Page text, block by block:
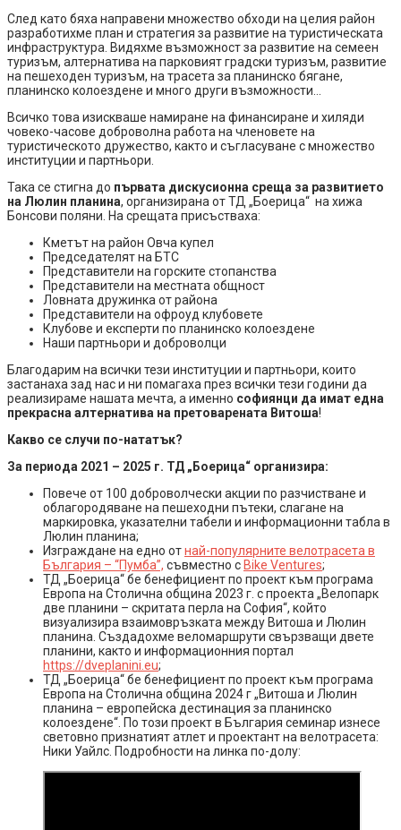
След като бяха направени множество обходи на целия район
разработихме план и стратегия за развитие на туристическата
инфраструктура. Видяхме възможност за развитие на семеен
туризъм, алтернатива на парковият градски туризъм, развитие
на пешеходен туризъм, на трасета за планинско бягане,
планинско колоездене и много други възможности…
Всичко това изискваше намиране на финансиране и хиляди
човеко-часове доброволна работа на членовете на
туристическото дружество, както и съгласуване с множество
институции и партньори.
Така се стигна до първата дискусионна среща за развитието
на Люлин планина, организирана от ТД „Боерица“ на хижа
Бонсови поляни. На срещата присъстваха:
Кметът на район Овча купел
Председателят на БТС
Представители на горските стопанства
Представители на местната общност
Ловната дружинка от района
Представители на офроуд клубовете
Клубове и експерти по планинско колоездене
Наши партньори и доброволци
Благодарим на всички тези институции и партньори, които
застанаха зад нас и ни помагаха през всички тези години да
реализираме нашата мечта, а именно софиянци да имат една
прекрасна алтернатива на претоварената Витоша!
Какво се случи по-нататък?
За периода 2021 – 2025 г. ТД „Боерица“ организира:
Повече от 100 доброволчески акции по разчистване и
облагородяване на пешеходни пътеки, слагане на
маркировка, указателни табели и информационни табла в
Люлин планина;
Изграждане на едно отнай-популярните велотрасета в
България – “Пумба”, съвместно с Bike Ventures;
ТД „Боерица“ бе бенефициент по проект към програма
Европа на Столична община 2023 г. с проекта „Велопарк
две планини – скритата перла на София“, който
визуализира взаимовръзката между Витоша и Люлин
планина. Създадохме веломаршрути свързващи двете
планини, както и информационния портал
https://dveplanini.eu;
ТД „Боерица“ бе бенефициент по проект към програма
Европа на Столична община 2024 г „Витоша и Люлин
планина – европейска дестинация за планинско
колоездене“. По този проект в България семинар изнесе
световно признатият атлет и проектант на велотрасета:
Ники Уайлс. Подробности на линка по-долу: